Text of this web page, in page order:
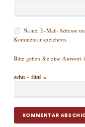
Name, E-Mail-Adresse
Kommentar speichern.
Bitte geben Sie eine Antwort
zehn − fünf =